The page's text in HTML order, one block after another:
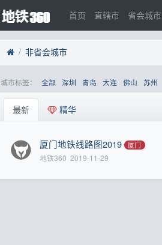
首页 直辖市 省会城市
非省会城市
城市标签： 全部 深圳 青岛 大连 佛山 苏州
最新 精华
厦门地铁线路图2019 厦门
地铁360 2019-11-29